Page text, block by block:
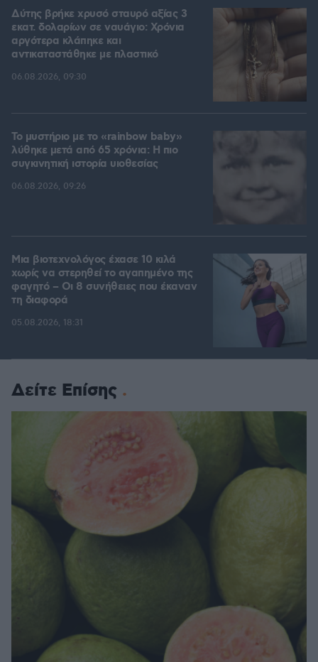
Δύτης βρήκε χρυσό σταυρό αξίας 3
εκατ. δολαρίων σε ναυάγιο: Χρόνια
αργότερα κλάπηκε και
αντικαταστάθηκε με πλαστικό
06.08.2026, 09:30
Το μυστήριο με το «rainbow baby»
λύθηκε μετά από 65 χρόνια: Η πιο
συγκινητική ιστορία υιοθεσίας
06.08.2026, 09:26
Μια βιοτεχνολόγος έχασε 10 κιλά
χωρίς να στερηθεί το αγαπημένο της
φαγητό – Οι 8 συνήθειες που έκαναν
τη διαφορά
05.08.2026, 18:31
Δείτε Επίσης